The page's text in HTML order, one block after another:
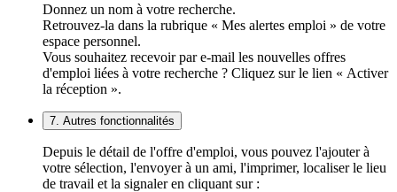
Donnez un nom à votre recherche.
Retrouvez-la dans la rubrique « Mes alertes emploi » de votre
espace personnel.
Vous souhaitez recevoir par e-mail les nouvelles offres
d'emploi liées à votre recherche ? Cliquez sur le lien « Activer
la réception ».
7. Autres fonctionnalités
Depuis le détail de l'offre d'emploi, vous pouvez l'ajouter à
votre sélection, l'envoyer à un ami, l'imprimer, localiser le lieu
de travail et la signaler en cliquant sur :